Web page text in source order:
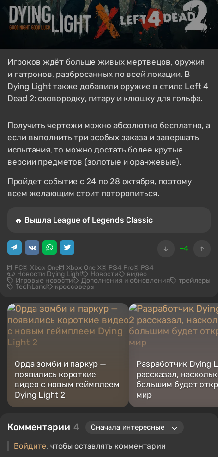
Игроков ждёт больше живых мертвецов, оружия
и патронов, разбросанных по всей локации. В
Dying Light также добавили оружие в стиле Left 4
Dead 2: сковородку, гитару и клюшку для гольфа.
Получить чертежи можно абсолютно бесплатно, а
если выполнить три особых заказа и завершать
испытания, то можно достать более крутые
версии предметов (золотые и оранжевые).
Пройдет событие с 24 по 28 октября, поэтому
всем желающим стоит поторопиться.
🔥 Вышла League of Legends Classic
+4
PC Xbox One Xbox One X PS4 Pro PS4
Новости Dying Light Новости видео
Игровые новости Дополнения и обновления трейлеры
TechLand кроссоверы
Орда зомби и паркур —
появились короткие
видео с новым геймплеем
Dying Light 2
Разработчик Dying
рассказал,
большим будет
мир
Комментарии 4
Войдите, чтобы оставлять комментарии